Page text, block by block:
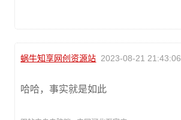
蜗牛知享网创资源站 2023-08-21 21:43:06
哈哈，事实就是如此